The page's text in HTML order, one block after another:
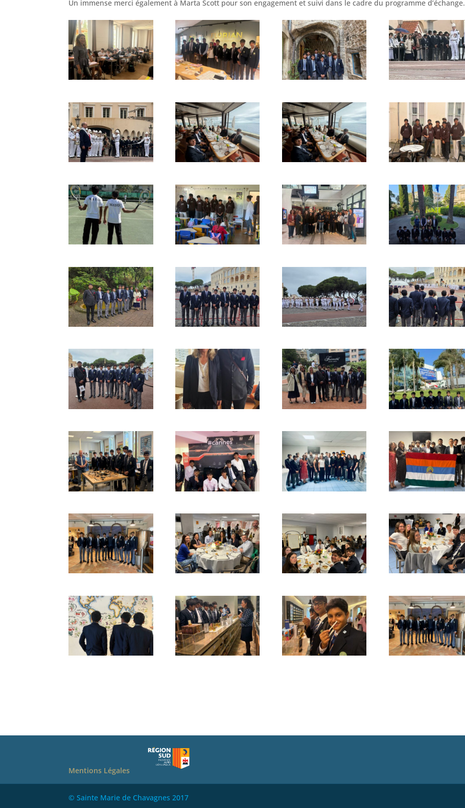
Un immense merci également à Marta Scott pour son engagement et suivi dans le cadre du programme d’échange.
Mentions Légales
© Sainte Marie de Chavagnes 2017